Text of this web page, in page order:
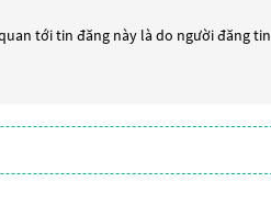
tới tin đăng này là do người đăng tin